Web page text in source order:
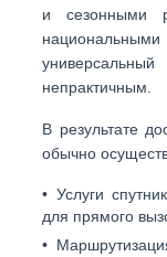
и сезонными
непрактичным.
В результате
обычно
• Услуги
для прямого
•